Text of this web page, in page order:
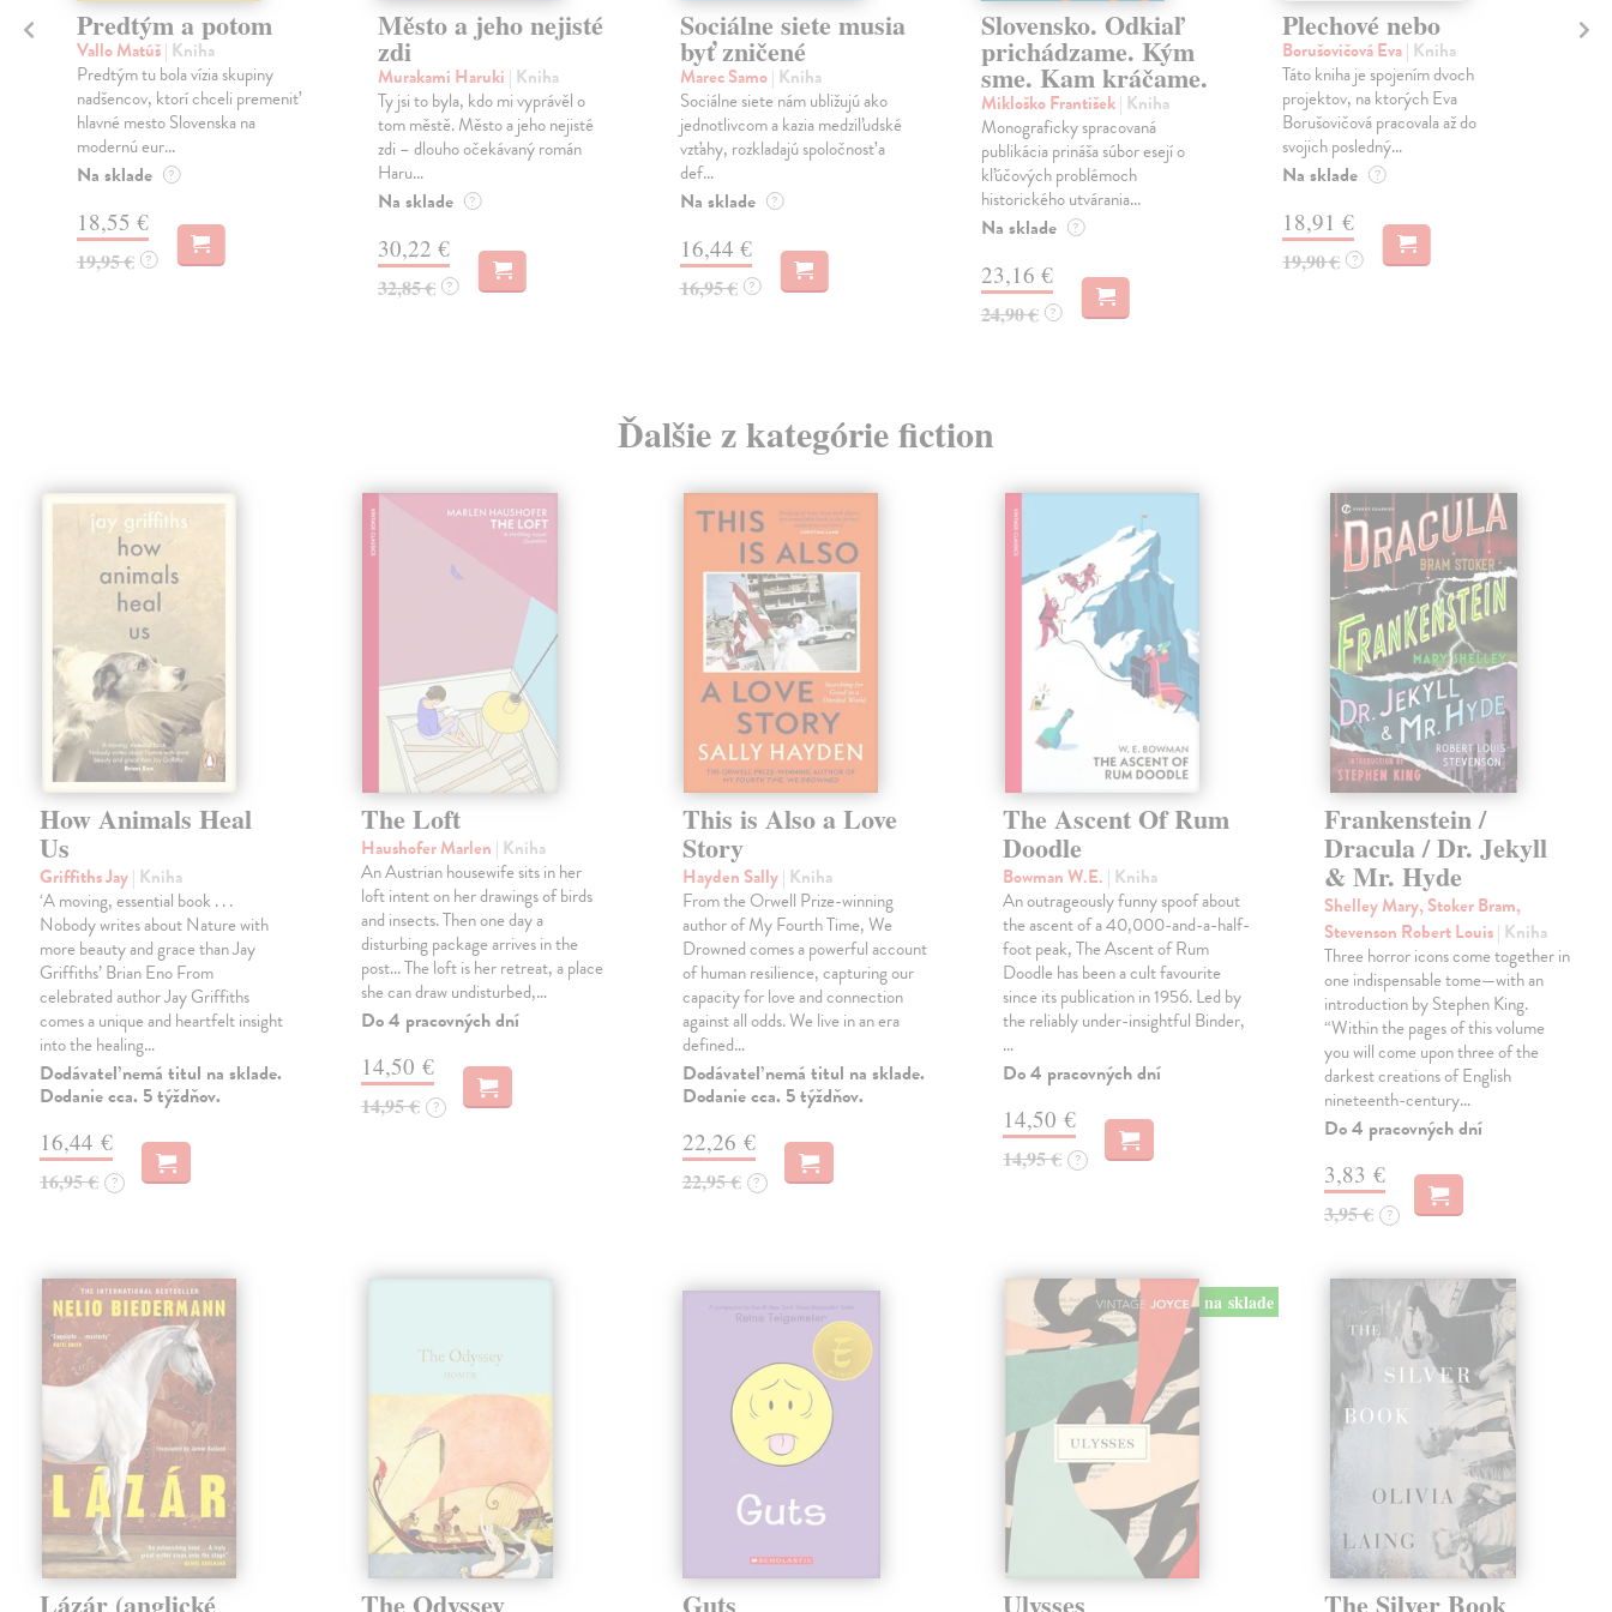
Predtým a potom
Vallo Matúš| Kniha
Predtým tu bola vízia skupiny
nadšencov, ktorí chceli premeniť
hlavné mesto Slovenska na
modernú eur...
Na sklade ?
18,55 €
19,95 € ?
Město a jeho nejisté
zdi
Murakami Haruki | Kniha
Ty jsi to byla, kdo mi vyprávěl o
tom městě. Město a jeho nejisté
zdi – dlouho očekávaný román
Haru...
Na sklade ?
30,22 €
32,85 € ?
Sociálne siete musia
byť zničené
Marec Samo| Kniha
Sociálne siete nám ubližujú ako
jednotlivcom a kazia medziľudské
vzťahy, rozkladajú spoločnosť a
def...
Na sklade ?
16,44 €
16,95 € ?
Slovensko. Odkiaľ
prichádzame. Kým
sme. Kam kráčame.
Mikloško František| Kniha
Monograficky spracovaná
publikácia prináša súbor esejí o
kľúčových problémoch
historického utvárania...
Na sklade ?
23,16 €
24,90 € ?
Plechové nebo
Borušovičová Eva| Kniha
Táto kniha je spojením dvoch
projektov, na ktorých Eva
Borušovičová pracovala až do
svojich posledný...
Na sklade ?
18,91 €
19,90 € ?
Ďalšie z kategórie fiction
How Animals Heal
Us
Griffiths Jay| Kniha
‘A moving, essential book . . .
Nobody writes about Nature with
more beauty and grace than Jay
Griffiths’ Brian Eno From
celebrated author Jay Griffiths
comes a unique and heartfelt insight
into the healing…
Dodávateľ nemá titul na sklade.
Dodanie cca. 5 týždňov.
16,44 €
16,95 € ?
The Loft
Haushofer Marlen | Kniha
An Austrian housewife sits in her
loft intent on her drawings of birds
and insects. Then one day a
disturbing package arrives in the
post... The loft is her retreat, a place
she can draw undisturbed,…
Do 4 pracovných dní
14,50 €
14,95 € ?
This is Also a Love
Story
Hayden Sally| Kniha
From the Orwell Prize-winning
author of My Fourth Time, We
Drowned comes a powerful account
of human resilience, capturing our
capacity for love and connection
against all odds. We live in an era
defined…
Dodávateľ nemá titul na sklade.
Dodanie cca. 5 týždňov.
22,26 €
22,95 € ?
The Ascent Of Rum
Doodle
Bowman W.E. | Kniha
An outrageously funny spoof about
the ascent of a 40,000-and-a-half-
foot peak, The Ascent of Rum
Doodle has been a cult favourite
since its publication in 1956. Led by
the reliably under-insightful Binder,
…
Do 4 pracovných dní
14,50 €
14,95 € ?
Frankenstein /
Dracula / Dr. Jekyll
& Mr. Hyde
Shelley Mary, Stoker Bram,
Stevenson Robert Louis| Kniha
Three horror icons come together in
one indispensable tome—with an
introduction by Stephen King.
“Within the pages of this volume
you will come upon three of the
darkest creations of English
nineteenth-century…
Do 4 pracovných dní
3,83 €
3,95 € ?
na sklade